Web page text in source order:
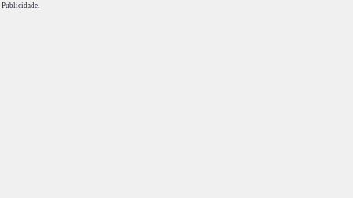
Publicidade.